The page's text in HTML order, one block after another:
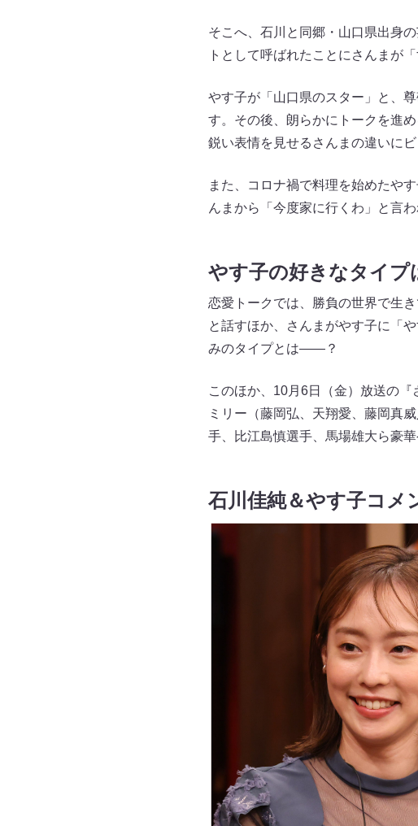
そこへ、石川と同郷・山口県出身
トとして呼ばれたことにさんまが
やす子が「山口県のスター」と、
す。その後、朗らかにトークを進
鋭い表情を見せるさんまの違いにビ
また、コロナ禍で料理を始めたや
んまから「今度家に行くわ」と言
やす子の好きなタイプ
恋愛トークでは、勝負の世界で生
と話すほか、さんまがやす子に「
みのタイプとは――？
このほか、10月6日（金）放送の
ミリー（藤岡弘、天翔愛、藤岡真
手、比江島慎選手、馬場雄大ら豪華
石川佳純＆やす子コメ